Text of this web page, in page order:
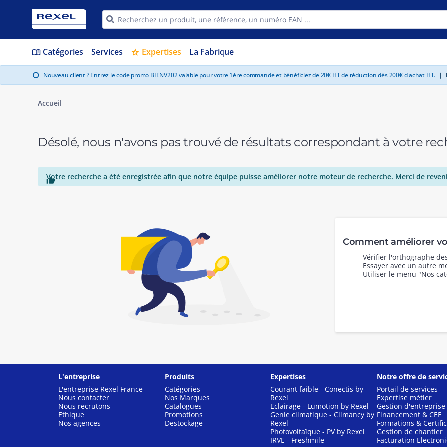
menu_book Catégories Services star Expertises La Fabrique
info Nouveau client ? Entrez le code promo BIENV202 valable pour votre 1ère commande et bénéficiez de 20€ HT de réduction dès 200€ d'achat HT. |
Accueil
Désolé, nous n'avons pas trouvé de résultats correspondant à votre

Votre recherche a été enregistrée afin que notre équipe puisse améliorer notre moteur de recherche. Merci de
Comment améliorer
Vérifier l'orthographe
Essayer avec un autre
Utiliser le menu "Nos
L'entreprise
L'entreprise Rexel France
Nous contacter
Nous recrutons
Ethique
Nos agences
Produits
Catégories
Nos Marques
Catalogues
Promotions
Destockage
Expertises
Courant faible - Conectis by
Rexel
Eclairage - Lumotion by Rexel
Genie climatique - Climancy by
Rexel
Photovoltaïque - PV by Rexel
IRVE - Freshmile
Notre offre de
Portail de services
Expertise métier
Gestion d'entreprise
Financement & CEE
Formations &
Gestion de chantier
Facturation